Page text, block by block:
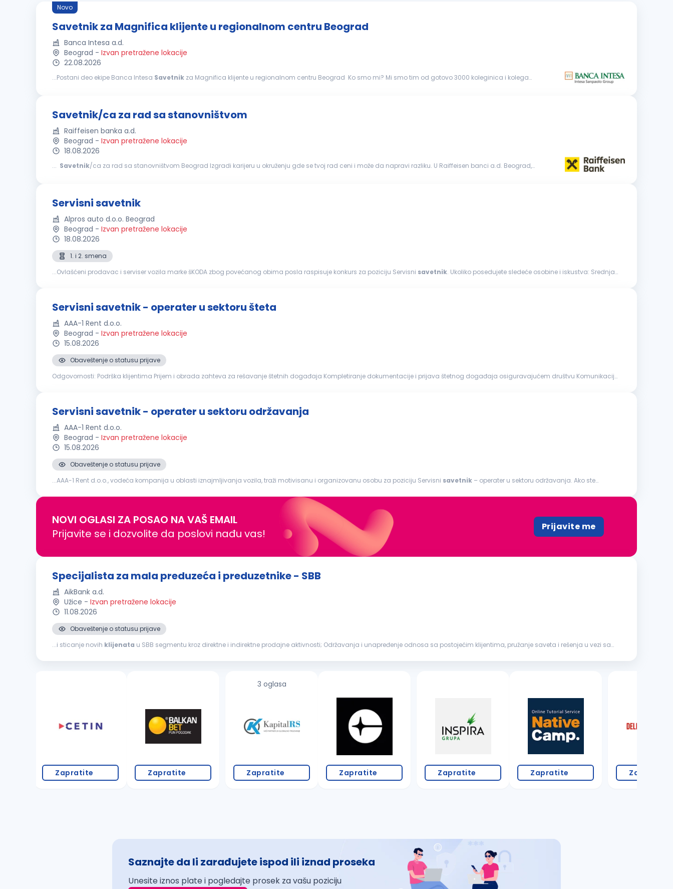
Novo
Savetnik za Magnifica klijente u regionalnom centru Beograd
Banca Intesa a.d.
Beograd - Izvan pretražene lokacije
22.08.2026
...Postani deo ekipe Banca Intesa Savetnik za Magnifica klijente u regionalnom centru Beograd Ko smo mi? Mi smo tim od gotovo 3000 koleginica i kolega
Savetnik/ca za rad sa stanovništvom
Raiffeisen banka a.d.
Beograd - Izvan pretražene lokacije
18.08.2026
... Savetnik/ca za rad sa stanovništvom Beograd Izgradi karijeru u okruženju gde se tvoj rad ceni i može da napravi razliku. U Raiffeisen banci a.d. Beograd,
Servisni savetnik
Alpros auto d.o.o. Beograd
Beograd - Izvan pretražene lokacije
18.08.2026
1. i 2. smena
...Ovlašćeni prodavac i serviser vozila marke šKODA zbog povećanog obima posla raspisuje konkurs za poziciju Servisni savetnik. Ukoliko posedujete sledeće osobine i iskustva: Srednja
Servisni savetnik - operater u sektoru šteta
AAA-1 Rent d.o.o.
Beograd - Izvan pretražene lokacije
15.08.2026
Obaveštenje o statusu prijave
Odgovornosti: Podrška klijentima Prijem i obrada zahteva za rešavanje štetnih događaja Kompletiranje dokumentacije i prijava štetnog događaja osiguravajućem društvu Komunikacija
Servisni savetnik - operater u sektoru održavanja
AAA-1 Rent d.o.o.
Beograd - Izvan pretražene lokacije
15.08.2026
Obaveštenje o statusu prijave
...AAA-1 Rent d.o.o., vodeća kompanija u oblasti iznajmljivanja vozila, traži motivisanu i organizovanu osobu za poziciju Servisni savetnik – operater u sektoru održavanja. Ako ste
NOVI OGLASI ZA POSAO NA VAŠ EMAIL
Prijavite se i dozvolite da poslovi nađu vas!
Prijavite me
Specijalista za mala preduzeća i preduzetnike - SBB
AikBank a.d.
Užice - Izvan pretražene lokacije
11.08.2026
Obaveštenje o statusu prijave
...i sticanje novih klijenata u SBB segmentu kroz direktne i indirektne prodajne aktivnosti; Održavanja i unapređenje odnosa sa postojećim klijentima, pružanje saveta i rešenja u vezi sa
Zapratite Zapratite
3 oglasa
Zapratite Zapratite Zapratite Zapratite Zapratite
Saznajte da li zarađujete ispod ili iznad proseka
Unesite iznos plate i pogledajte prosek za vašu poziciju